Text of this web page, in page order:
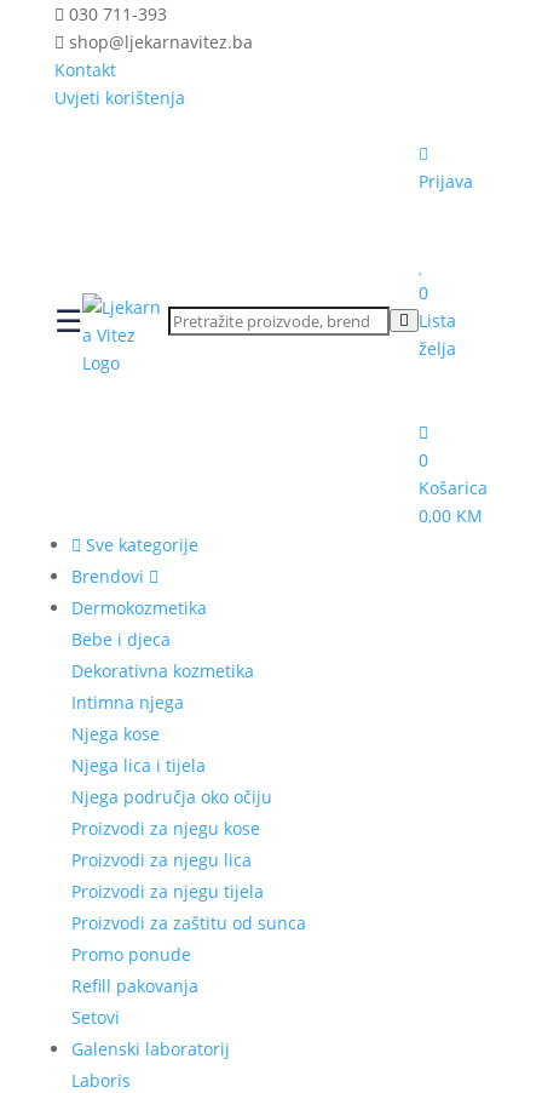
030 711-393
shop@ljekarnavitez.ba
Kontakt
Uvjeti korištenja
☰
Prijava
0
Lista
želja
0
Košarica
0,00 KM
Sve kategorije
Brendovi
Dermokozmetika
Bebe i djeca
Dekorativna kozmetika
Intimna njega
Njega kose
Njega lica i tijela
Njega područja oko očiju
Proizvodi za njegu kose
Proizvodi za njegu lica
Proizvodi za njegu tijela
Proizvodi za zaštitu od sunca
Promo ponude
Refill pakovanja
Setovi
Galenski laboratorij
Laboris